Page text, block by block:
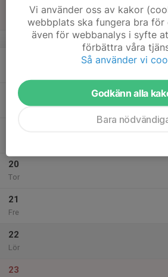
v.12
Extra träning
18
20
Tor
21
Fre
22
Lör
23
Vi använder oss av kakor
webbplats ska fungera bra för
även för webbanalys i syfte
förbättra våra
Så använder vi
Godkänn alla
Bara